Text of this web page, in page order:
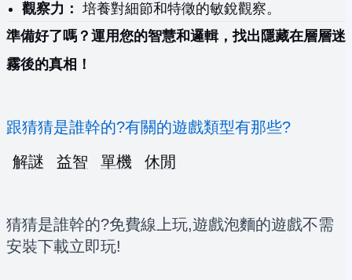
觀察力： 培養對細節和特徵的敏銳觀察。
準備好了嗎？運用您的智慧和邏輯，找出隱藏在層層迷
霧後的真相！
跟猜猜是誰幹的?有關的遊戲類型有那些?
解謎
益智 單機 休閒
猜猜是誰幹的?免費線上玩,遊戲泡麵的遊戲不需
安裝下載立即玩!